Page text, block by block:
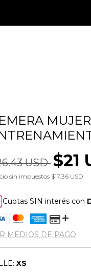
USD $21
sin impuestos $17.36 USD
Cuotas SIN interés con
MEDIOS DE PAGO
XS